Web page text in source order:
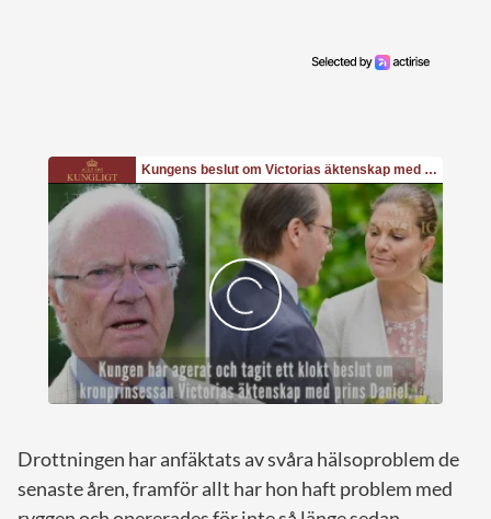
Drottningen har anfäktats av svåra hälsoproblem de
senaste åren, framför allt har hon haft problem med